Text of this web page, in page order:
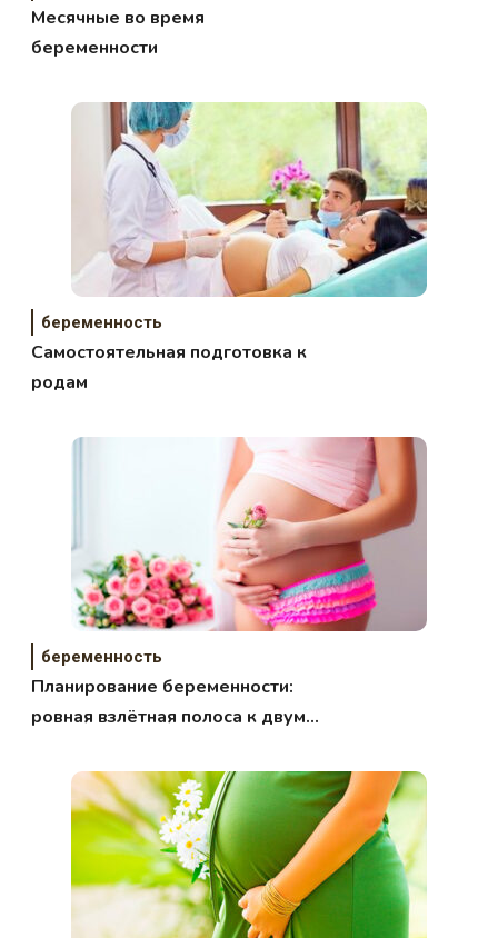
Месячные во время
беременности
беременность
Самостоятельная подготовка к
родам
беременность
Планирование беременности:
ровная взлётная полоса к двум